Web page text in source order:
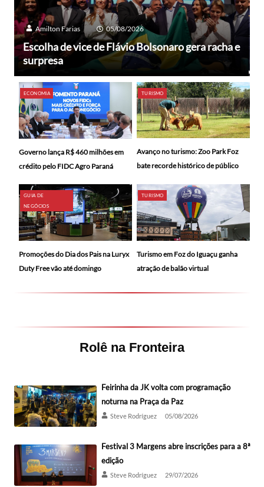
Amilton Farias 05/08/2026
Escolha de vice de Flávio Bolsonaro gera racha e
surpresa
ECONOMIA
Governo lança R$ 460 milhões em
crédito pelo FIDC Agro Paraná
TURISMO
Avanço no turismo: Zoo Park Foz
bate recorde histórico de público
GUIA DE
NEGÓCIOS
Promoções do Dia dos Pais na Luryx
Duty Free vão até domingo
TURISMO
Turismo em Foz do Iguaçu ganha
atração de balão virtual
Rolê na Fronteira
Feirinha da JK volta com programação
noturna na Praça da Paz
Steve Rodríguez 05/08/2026
Festival 3 Margens abre inscrições para a 8ª
edição
Steve Rodríguez 29/07/2026